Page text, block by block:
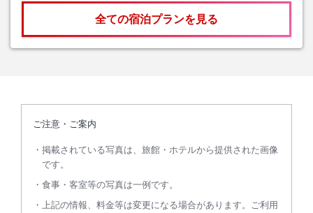
全ての宿泊プランを見る
ご注意・ご案内
掲載されている写真は、旅館・ホテルから提供された画像
です。
食事・客室等の写真は一例です。
上記の情報、料金等は変更になる場合があります。ご利用